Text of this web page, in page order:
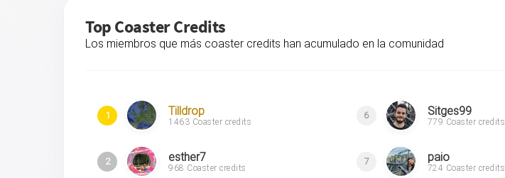
Top Coaster Credits
Los miembros que más coaster credits han acumulado en la comunidad
1 Tilldrop
1463 Coaster credits
2 esther7
968 Coaster credits
6 Sitges99
779 Coaster credits
7 paio
724 Coaster credits